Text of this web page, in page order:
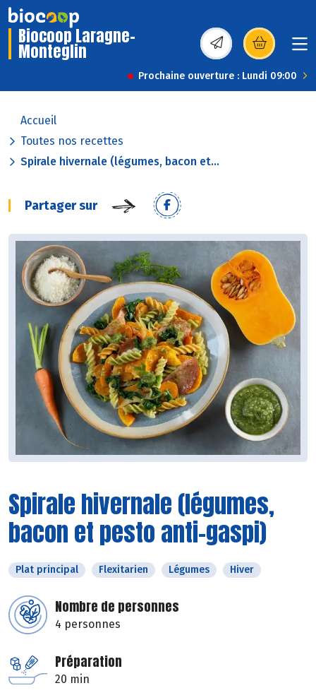
Biocoop Laragne-
Monteglin (s’ouvre dans une
Prochaine ouverture : Lundi 09:00
Accueil
Toutes nos recettes
Spirale hivernale (légumes, bacon et...
Partager sur
Spirale hivernale (légumes,
bacon et pesto anti-gaspi)
Plat principal Flexitarien Légumes Hiver
Nombre de personnes
4 personnes
Préparation
20 min